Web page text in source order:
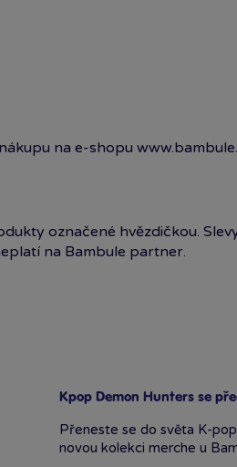
na e-shopu
označené hvězdičkou.
na Bambule partner.
Kpop Demon Hunters se
Přeneste se do světa K-
novou kolekci merche u